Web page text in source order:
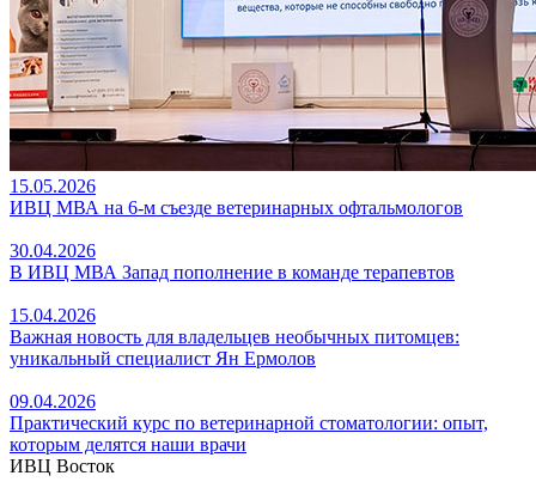
15.05.2026
ИВЦ МВА на 6-м съезде ветеринарных офтальмологов
30.04.2026
В ИВЦ МВА Запад пополнение в команде терапевтов
15.04.2026
Важная новость для владельцев необычных питомцев:
уникальный специалист Ян Ермолов
09.04.2026
Практический курс по ветеринарной стоматологии: опыт,
которым делятся наши врачи
ИВЦ Восток